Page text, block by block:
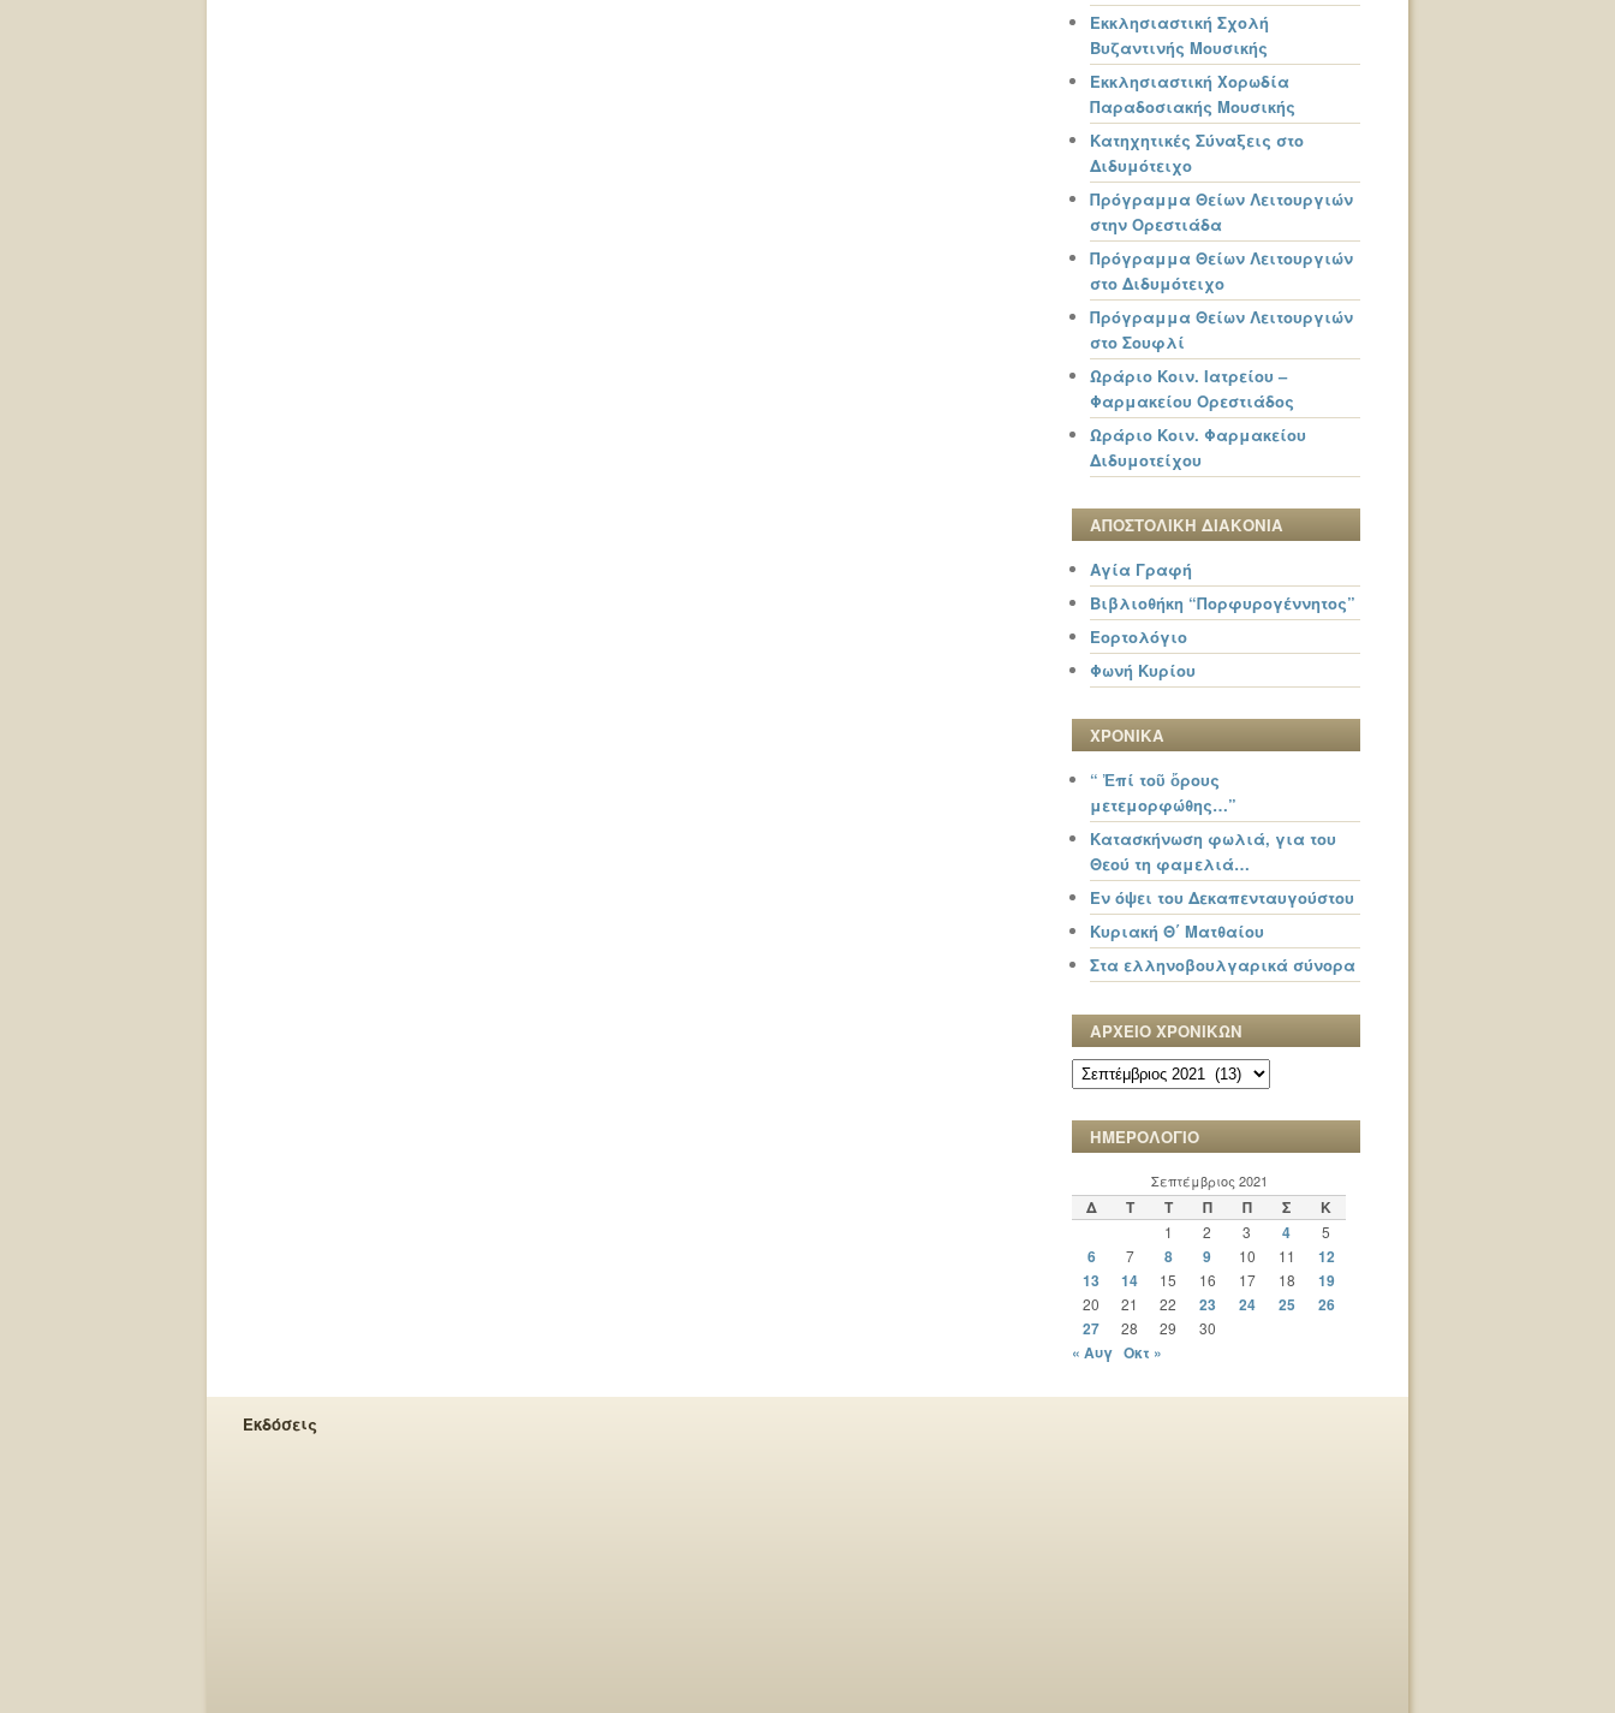
Εκκλησιαστική Σχολή
Βυζαντινής Μουσικής
Εκκλησιαστική Χορωδία
Παραδοσιακής Μουσικής
Κατηχητικές Σύναξεις στο
Διδυμότειχο
Πρόγραμμα Θείων Λειτουργιών
στην Ορεστιάδα
Πρόγραμμα Θείων Λειτουργιών
στο Διδυμότειχο
Πρόγραμμα Θείων Λειτουργιών
στο Σουφλί
Ωράριο Κοιν. Ιατρείου –
Φαρμακείου Ορεστιάδος
Ωράριο Κοιν. Φαρμακείου
Διδυμοτείχου
ΑΠΟΣΤΟΛΙΚΗ ΔΙΑΚΟΝΙΑ
Αγία Γραφή
Βιβλιοθήκη “Πορφυρογέννητος”
Εορτολόγιο
Φωνή Κυρίου
ΧΡΟΝΙΚΑ
“ Ἐπί τοῦ ὄρους
μετεμορφώθης…”
Κατασκήνωση φωλιά, για του
Θεού τη φαμελιά…
Εν όψει του Δεκαπενταυγούστου
Κυριακή Θ΄ Ματθαίου
Στα ελληνοβουλγαρικά σύνορα
ΑΡΧΕΙΟ ΧΡΟΝΙΚΩΝ
ΑΡΧΕΙΟ
ΧΡΟΝΙΚΩΝ
ΗΜΕΡΟΛΟΓΙΟ
Σεπτέμβριος 2021
Δ Τ Τ Π Π Σ Κ
1 2 3 4 5
6 7 8 9 10 11
12
13
14 15 16 17 18 19
20 21 22 23 24 25
26
27
28 29 30
« Αυγ Οκτ »
Εκδόσεις